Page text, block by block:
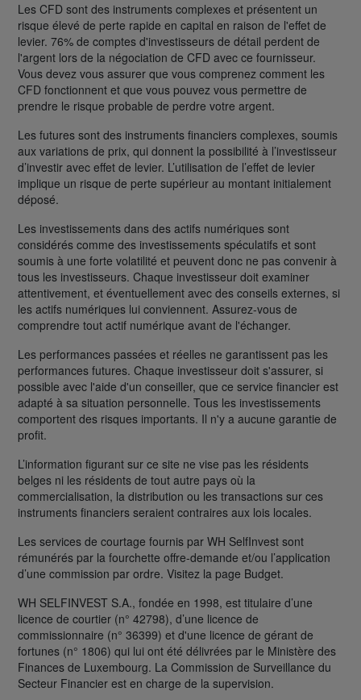
Les CFD sont des instruments complexes et présentent un
risque élevé de perte rapide en capital en raison de l'effet de
levier. 76% de comptes d'investisseurs de détail perdent de
l'argent lors de la négociation de CFD avec ce fournisseur.
Vous devez vous assurer que vous comprenez comment les
CFD fonctionnent et que vous pouvez vous permettre de
prendre le risque probable de perdre votre argent.
Les futures sont des instruments financiers complexes, soumis
aux variations de prix, qui donnent la possibilité à l’investisseur
d’investir avec effet de levier. L’utilisation de l’effet de levier
implique un risque de perte supérieur au montant initialement
déposé.
Les investissements dans des actifs numériques sont
considérés comme des investissements spéculatifs et sont
soumis à une forte volatilité et peuvent donc ne pas convenir à
tous les investisseurs. Chaque investisseur doit examiner
attentivement, et éventuellement avec des conseils externes, si
les actifs numériques lui conviennent. Assurez-vous de
comprendre tout actif numérique avant de l'échanger.
Les performances passées et réelles ne garantissent pas les
performances futures. Chaque investisseur doit s'assurer, si
possible avec l'aide d'un conseiller, que ce service financier est
adapté à sa situation personnelle. Tous les investissements
comportent des risques importants. Il n'y a aucune garantie de
profit.
L’information figurant sur ce site ne vise pas les résidents
belges ni les résidents de tout autre pays où la
commercialisation, la distribution ou les transactions sur ces
instruments financiers seraient contraires aux lois locales.
Les services de courtage fournis par WH SelfInvest sont
rémunérés par la fourchette offre-demande et/ou l’application
d’une commission par ordre. Visitez la page Budget.
WH SELFINVEST S.A., fondée en 1998, est titulaire d’une
licence de courtier (n° 42798), d’une licence de
commissionnaire (n° 36399) et d'une licence de gérant de
fortunes (n° 1806) qui lui ont été délivrées par le Ministère des
Finances de Luxembourg. La Commission de Surveillance du
Secteur Financier est en charge de la supervision.